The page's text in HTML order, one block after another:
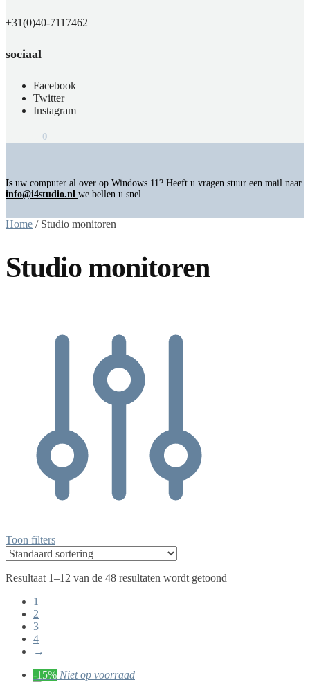
+31(0)40-7117462
sociaal
Facebook
Twitter
Instagram
0
Is uw computer al over op Windows 11? Heeft u vragen stuur een mail naar
info@i4studio.nl we bellen u snel.
Home / Studio monitoren
Studio monitoren
Toon filters
Resultaat 1–12 van de 48 resultaten wordt getoond
1
2
3
4
→
-15% Niet op voorraad